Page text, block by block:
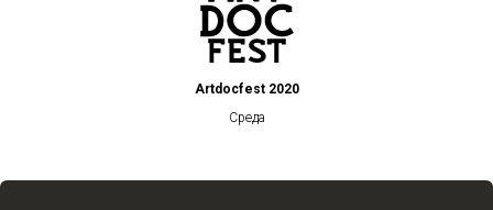
Artdocfest 2020
Среда